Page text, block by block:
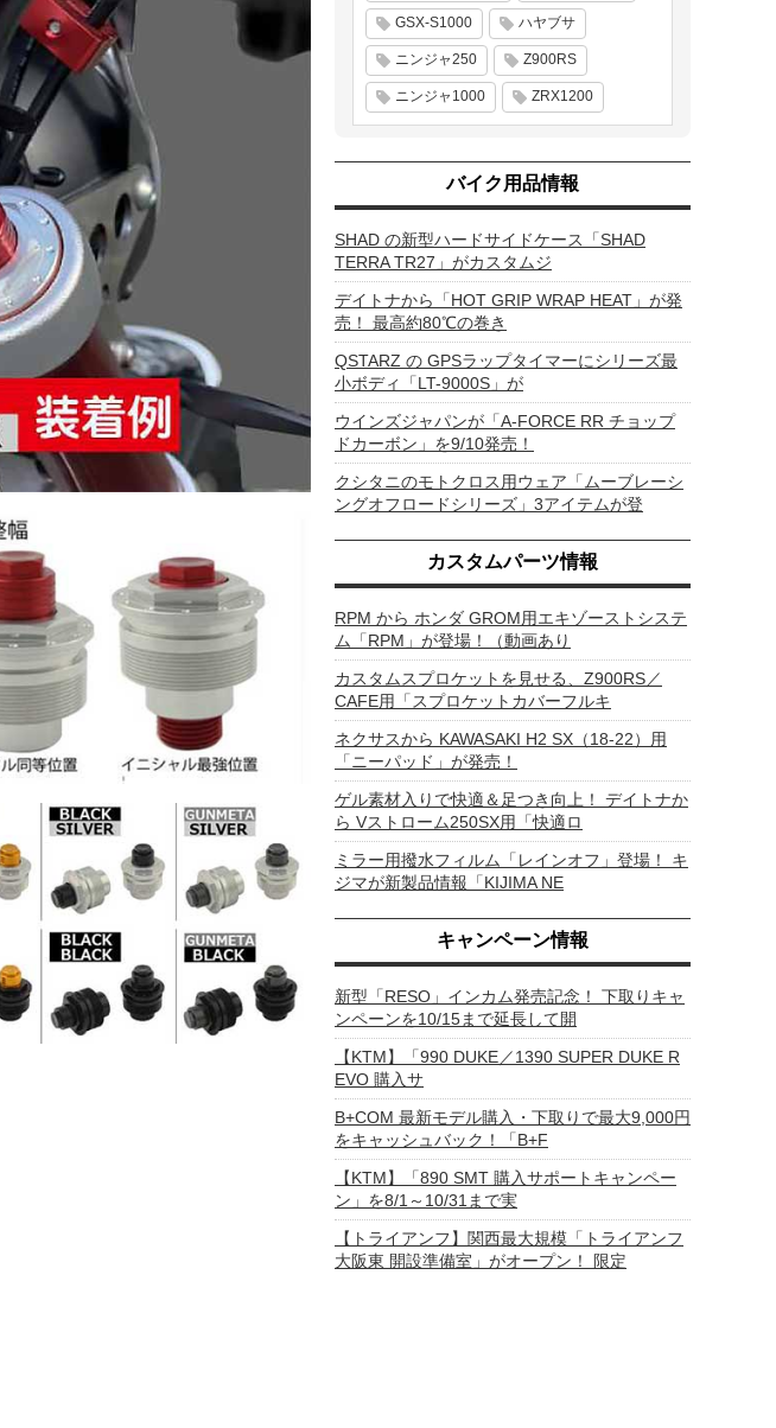
GSX-S1000 ハヤブサ
ニンジャ250 Z900RS
ニンジャ1000 ZRX1200
バイク用品情報
SHAD の新型ハードサイドケース「SHAD
TERRA TR27」がカスタムジ
デイトナから「HOT GRIP WRAP HEAT」が発
売！ 最高約80℃の巻き
QSTARZ の GPSラップタイマーにシリーズ最
小ボディ「LT-9000S」が
ウインズジャパンが「A-FORCE RR チョップ
ドカーボン」を9/10発売！
クシタニのモトクロス用ウェア「ムーブレーシ
ングオフロードシリーズ」3アイテムが登
カスタムパーツ情報
RPM から ホンダ GROM用エキゾーストシステ
ム「RPM」が登場！（動画あり
カスタムスプロケットを見せる、Z900RS／
CAFE用「スプロケットカバーフルキ
ネクサスから KAWASAKI H2 SX（18-22）用
「ニーパッド」が発売！
ゲル素材入りで快適＆足つき向上！ デイトナか
ら Vストローム250SX用「快適ロ
ミラー用撥水フィルム「レインオフ」登場！ キ
ジマが新製品情報「KIJIMA NE
キャンペーン情報
新型「RESO」インカム発売記念！ 下取りキャ
ンペーンを10/15まで延長して開
【KTM】「990 DUKE／1390 SUPER DUKE R
EVO 購入サ
B+COM 最新モデル購入・下取りで最大9,000円
をキャッシュバック！「B+F
【KTM】「890 SMT 購入サポートキャンペー
ン」を8/1～10/31まで実
【トライアンフ】関西最大規模「トライアンフ
大阪東 開設準備室」がオープン！ 限定